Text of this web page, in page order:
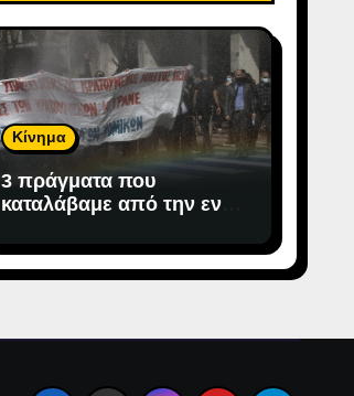
Κίνημα
3 πράγματα που
καταλάβαμε από την εν
στην αντιδημοκρατική
εκτροπή.